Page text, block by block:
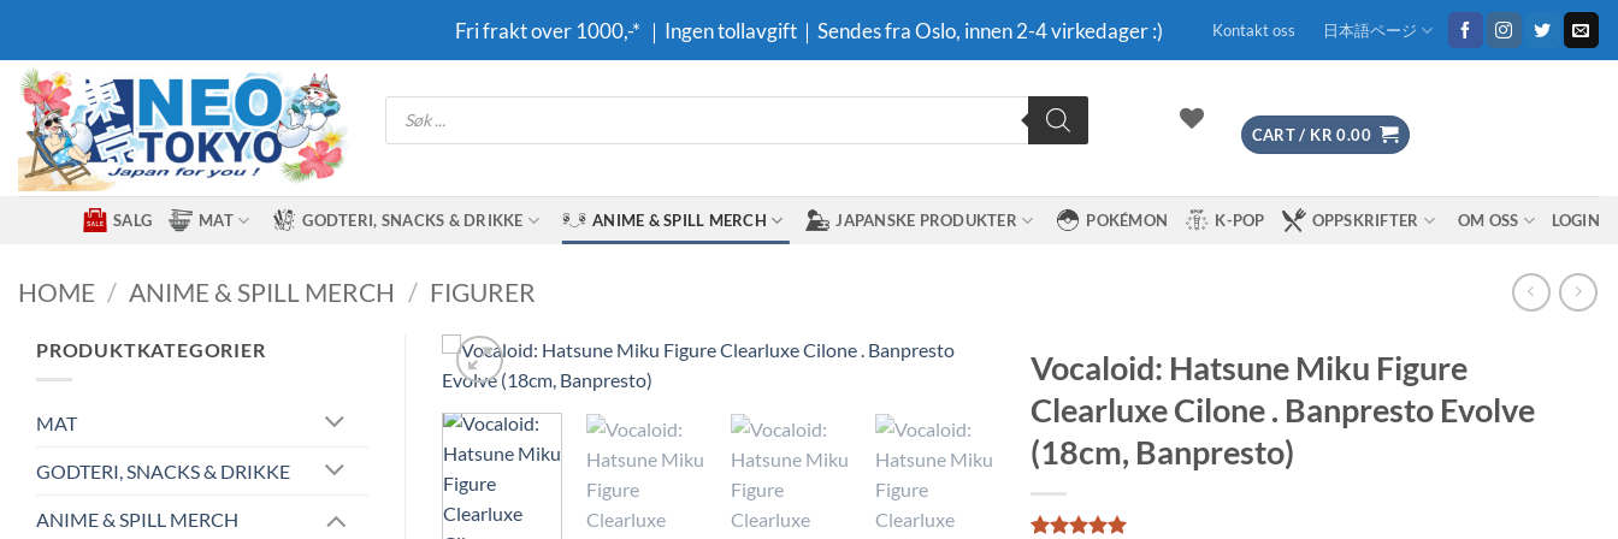
content
Fri frakt over 1000,-* ｜Ingen tollavgift｜Sendes fra Oslo, innen 2-4 virkedager :) Kontakt oss 日本語ページ
Products
search
CART / KR 0.00
SALG MAT GODTERI, SNACKS & DRIKKE ANIME & SPILL MERCH JAPANSKE PRODUKTER POKÉMON K-POP OPPSKRIFTER OM OSS LOGIN
HOME / ANIME & SPILL MERCH / FIGURER
PRODUKTKATEGORIER
MAT
GODTERI, SNACKS & DRIKKE
ANIME & SPILL MERCH
ønskeliste
Vocaloid: Hatsune Miku Figure
Clearluxe Cilone . Banpresto Evolve
(18cm, Banpresto)